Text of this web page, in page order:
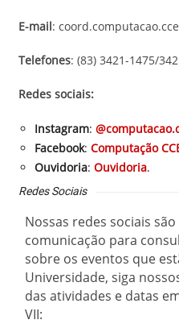
E-mail:
Telefones: (83) 3421-1475/
Redes sociais:
Instagram:
Facebook: Computação
Ouvidoria: Ouvidoria.
Redes Sociais
Nossas redes sociais
comunicação para
sobre os eventos que
Universidade, siga
das atividades e datas
VII: